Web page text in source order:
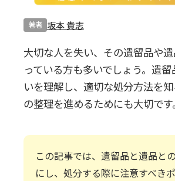
無料・24時間
Webで無料見積
著者 坂本 貴志
大切な人を失い、その遺留品や
っている方も多いでしょう。遺
いを理解し、適切な処分方法を
の整理を進めるためにも大切です。
この記事では、遺留品と遺品と
にし、処分する際に注意すべき